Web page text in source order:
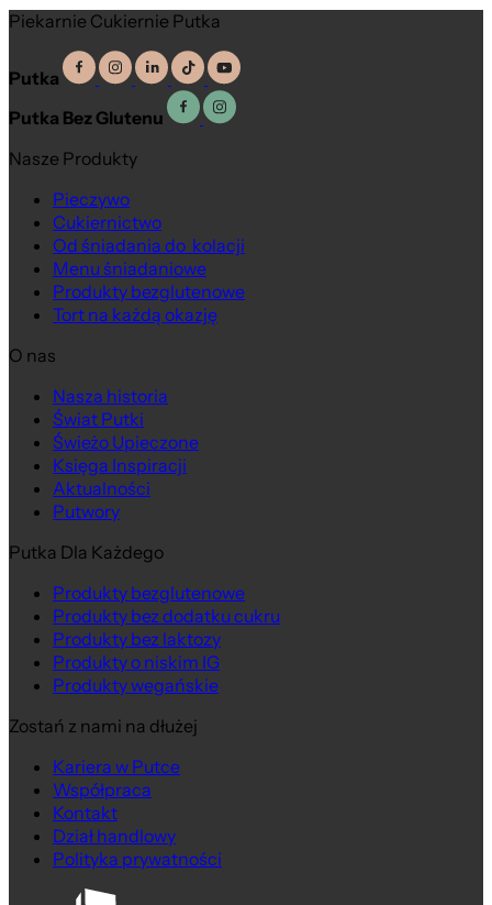
Piekarnie Cukiernie Putka
Putka
Putka Bez Glutenu
Nasze Produkty
Pieczywo
Cukiernictwo
Od śniadania do kolacji
Menu śniadaniowe
Produkty bezglutenowe
Tort na każdą okazję
O nas
Nasza historia
Świat Putki
Świeżo Upieczone
Księga Inspiracji
Aktualności
Putwory
Putka Dla Każdego
Produkty bezglutenowe
Produkty bez dodatku cukru
Produkty bez laktozy
Produkty o niskim IG
Produkty wegańskie
Zostań z nami na dłużej
Kariera w Putce
Współpraca
Kontakt
Dział handlowy
Polityka prywatności